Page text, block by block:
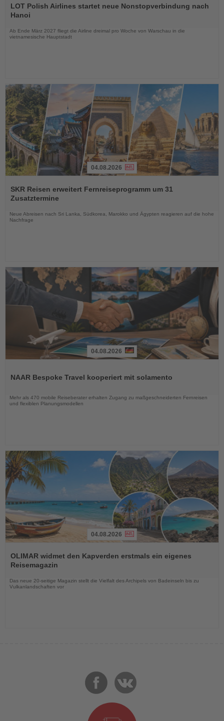
Sie
die
LOT Polish Airlines startet neue Nonstopverbindung nach
Hanoi
Ab Ende März 2027 fliegt die Airline dreimal pro Woche von Warschau in die
vietnamesische Hauptstadt
Sie
die
04.08.2026
SKR Reisen erweitert Fernreiseprogramm um 31
Zusatztermine
Neue Abreisen nach Sri Lanka, Südkorea, Marokko und Ägypten reagieren auf die hohe
Nachfrage
die
04.08.2026
NAAR Bespoke Travel kooperiert mit solamento
Mehr als 470 mobile Reiseberater erhalten Zugang zu maßgeschneiderten Fernreisen
und flexiblen Planungsmodellen
Sie
die
Nachrichten
04.08.2026
OLIMAR widmet den Kapverden erstmals ein eigenes
Reisemagazin
Das neue 20-seitige Magazin stellt die Vielfalt des Archipels von Badeinseln bis zu
Vulkanlandschaften vor